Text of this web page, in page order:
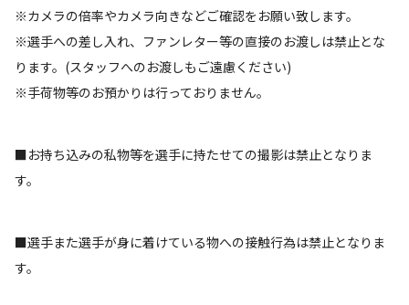
※カメラの倍率やカメラ向きなどご確認をお願い致します。
※選手への差し入れ、ファンレター等の直接のお渡しは禁止とな
ります。(スタッフへのお渡しもご遠慮ください)
※手荷物等のお預かりは行っておりません。
■お持ち込みの私物等を選手に持たせての撮影は禁止となりま
す。
■選手また選手が身に着けている物への接触行為は禁止となりま
す。